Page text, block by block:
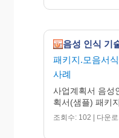
패키지.모음서식
사례
사업계획서 음성
획서(샘플) 패키
조회수: 102 | 다운